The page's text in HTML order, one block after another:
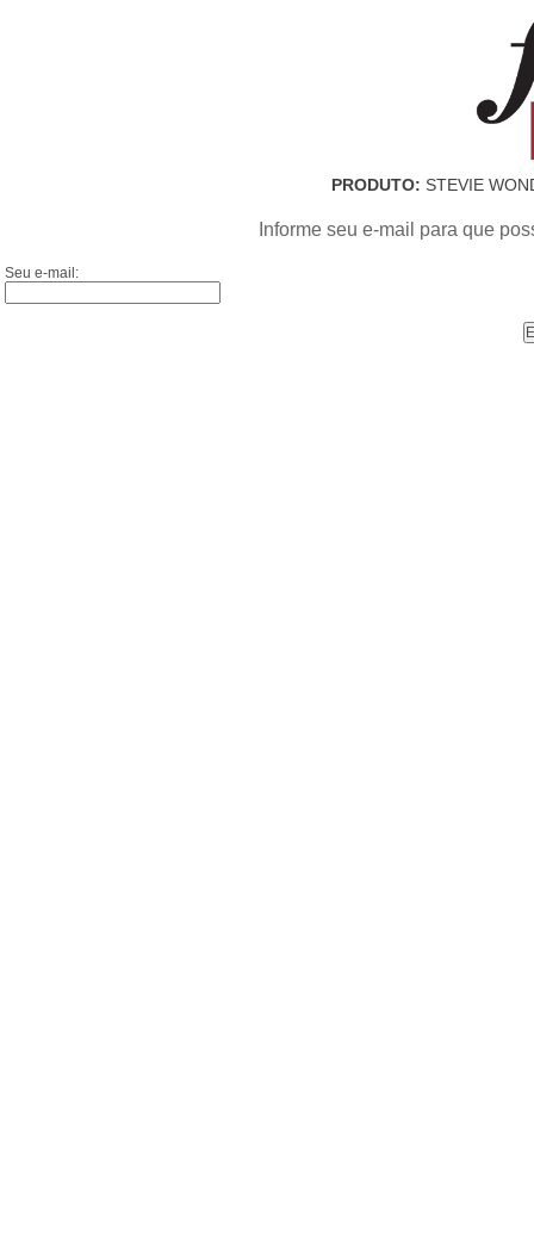
PRODUTO: STEVIE
Informe seu e-mail para que
Seu e-mail: